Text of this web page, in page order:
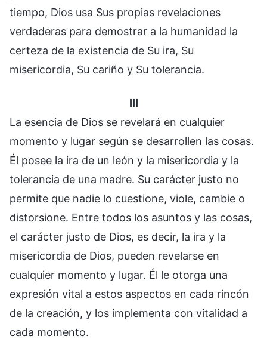
tiempo, Dios usa Sus propias revelaciones
verdaderas para demostrar a la humanidad la
certeza de la existencia de Su ira, Su
misericordia, Su cariño y Su tolerancia.
III
La esencia de Dios se revelará en cualquier
momento y lugar según se desarrollen las cosas.
Él posee la ira de un león y la misericordia y la
tolerancia de una madre. Su carácter justo no
permite que nadie lo cuestione, viole, cambie o
distorsione. Entre todos los asuntos y las cosas,
el carácter justo de Dios, es decir, la ira y la
misericordia de Dios, pueden revelarse en
cualquier momento y lugar. Él le otorga una
expresión vital a estos aspectos en cada rincón
de la creación, y los implementa con vitalidad a
cada momento.